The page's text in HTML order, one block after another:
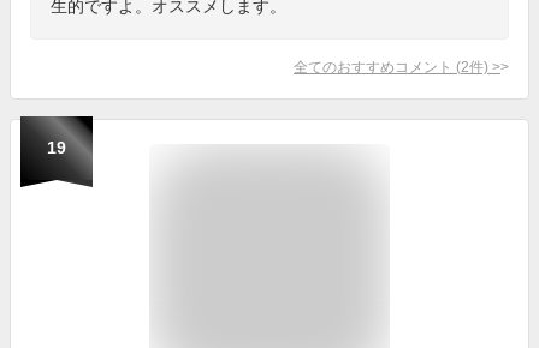
生的ですよ。オススメします。
全てのおすすめコメント (2件) >
19